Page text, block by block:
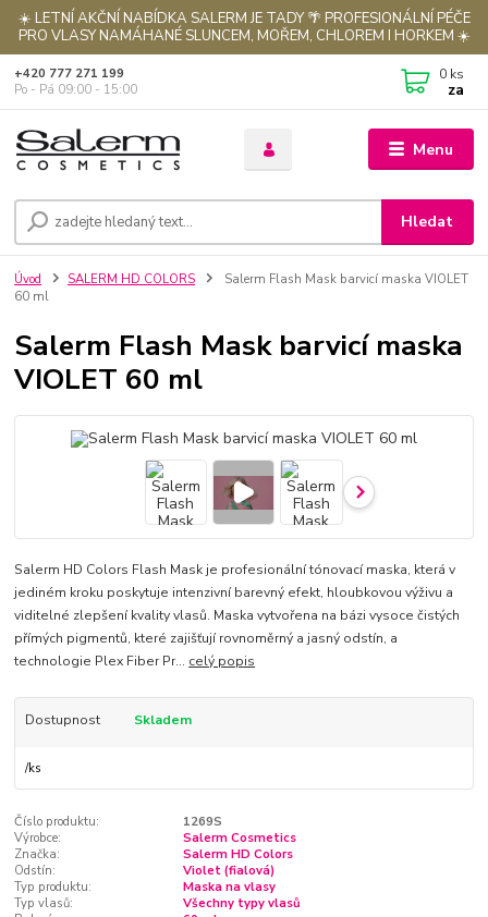
☀️ LETNÍ AKČNÍ NABÍDKA SALERM JE TADY 🌴 PROFESIONÁLNÍ PÉČE
PRO VLASY NAMÁHANÉ SLUNCEM, MOŘEM, CHLOREM I HORKEM ☀️
Menu
Hledat
+420 777 271 199
Po - Pá 09:00 - 15:00
0 ks
za
Úvod SALERM HD COLORS
Salerm Flash Mask barvicí maska VIOLET
60 ml
Salerm Flash Mask barvicí maska
VIOLET 60 ml
Salerm HD Colors Flash Mask je profesionální tónovací maska, která v
jediném kroku poskytuje intenzivní barevný efekt, hloubkovou výživu a
viditelné zlepšení kvality vlasů. Maska vytvořena na bázi vysoce čistých
přímých pigmentů, které zajišťují rovnoměrný a jasný odstín, a
technologie Plex Fiber Pr... celý popis
Dostupnost Skladem
/ks
Číslo produktu:
1269S
Výrobce:
Salerm Cosmetics
Značka:
Salerm HD Colors
Odstín:
Violet (fialová)
Typ produktu:
Maska na vlasy
Typ vlasů:
Všechny typy vlasů